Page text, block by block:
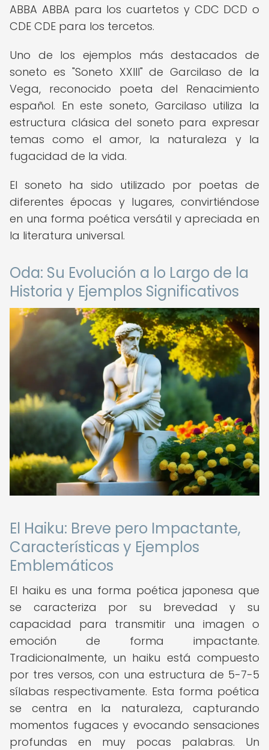
ABBA ABBA para los cuartetos y CDC DCD o
CDE CDE para los tercetos.
Uno de los ejemplos más destacados de
soneto es "Soneto XXIII" de Garcilaso de la
Vega, reconocido poeta del Renacimiento
español. En este soneto, Garcilaso utiliza la
estructura clásica del soneto para expresar
temas como el amor, la naturaleza y la
fugacidad de la vida.
El soneto ha sido utilizado por poetas de
diferentes épocas y lugares, convirtiéndose
en una forma poética versátil y apreciada en
la literatura universal.
Oda: Su Evolución a lo Largo de la
Historia y Ejemplos Significativos
El Haiku: Breve pero Impactante,
Características y Ejemplos
Emblemáticos
El haiku es una forma poética japonesa que
se caracteriza por su brevedad y su
capacidad para transmitir una imagen o
emoción de forma impactante.
Tradicionalmente, un haiku está compuesto
por tres versos, con una estructura de 5-7-5
sílabas respectivamente. Esta forma poética
se centra en la naturaleza, capturando
momentos fugaces y evocando sensaciones
profundas en muy pocas palabras. Un